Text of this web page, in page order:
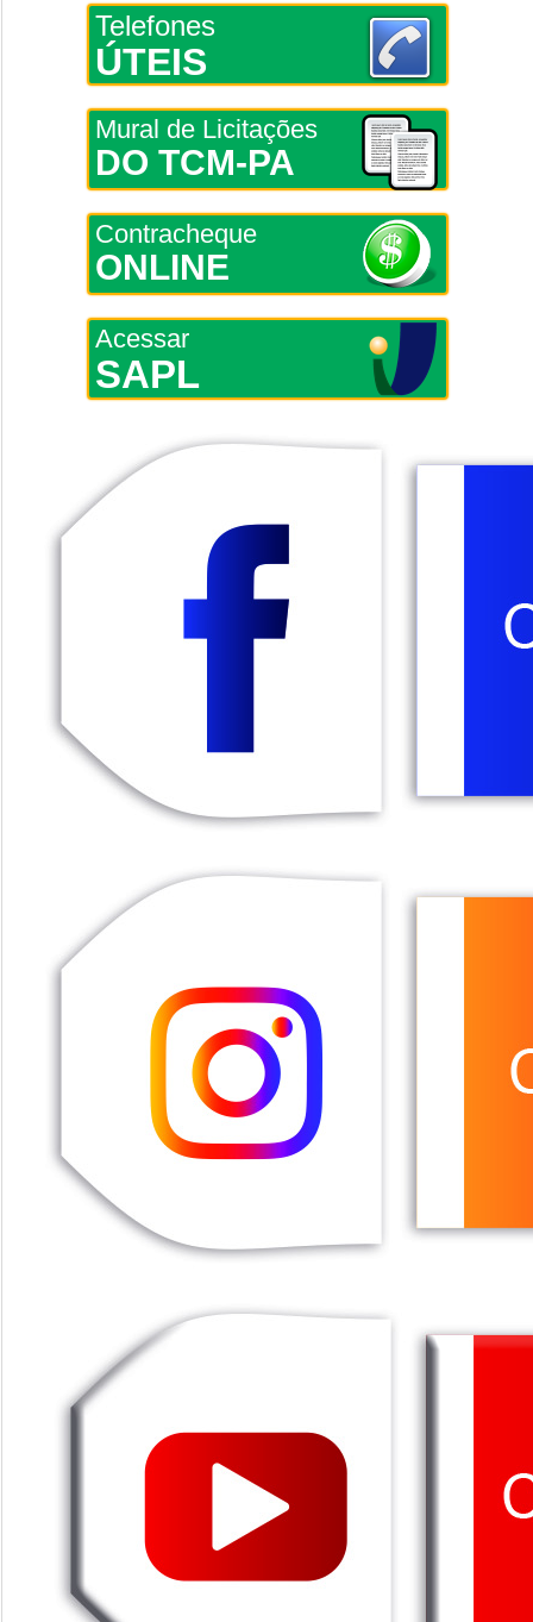
Telefones
ÚTEIS
Mural de Licitações
DO TCM-PA
Contracheque
ONLINE
Acessar
SAPL